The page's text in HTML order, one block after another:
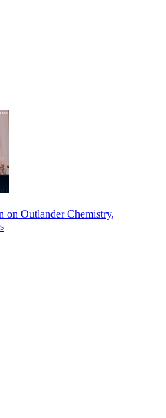
on Outlander Chemistry,